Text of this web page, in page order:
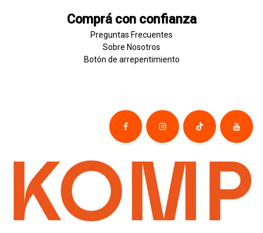
Comprá con confianza
Preguntas Frecuentes
Sobre Nosotros
Botón de ​arrepentim​​​iento